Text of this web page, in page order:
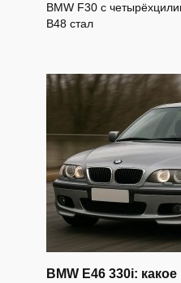
BMW F30 с
B48 стал
BMW E46 330i: